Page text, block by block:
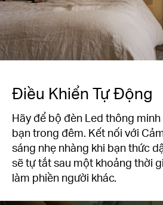
Điều Khiển Tự Động
Hãy để bộ đèn Led thông
bạn trong đêm. Kết nối với
sáng nhẹ nhàng khi bạn thức
sẽ tự tắt sau một khoảng thời
làm phiền người khác.